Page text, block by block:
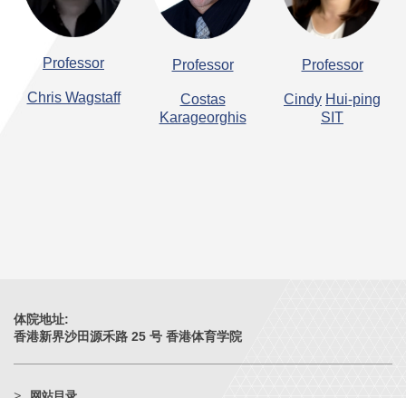
Professor
Chris Wagstaff
Professor
Costas
Karageorghis
Professor
Cindy Hui-ping
SIT
体院地址:
香港新界沙田源禾路 25 号 香港体育学院